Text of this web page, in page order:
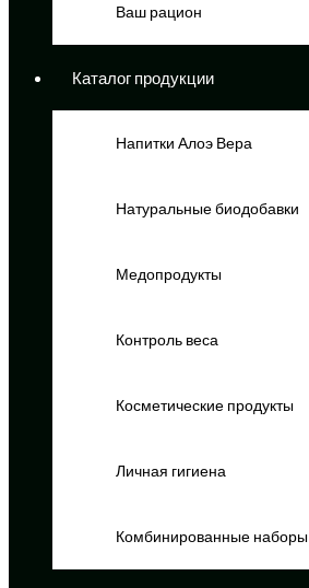
Ваш рацион
Каталог продукции
Напитки Алоэ Вера
Натуральные биодобавки
Медопродукты
Контроль веса
Косметические продукты
Личная гигиена
Комбинированные наборы